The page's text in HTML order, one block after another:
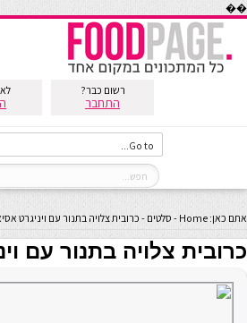
��
רשום כבר?
התחבר
אתם כאן: Home
- סלטים - כרובית צלויה בתנור עם ויניגרט
כרובית צלויה בתנור עם